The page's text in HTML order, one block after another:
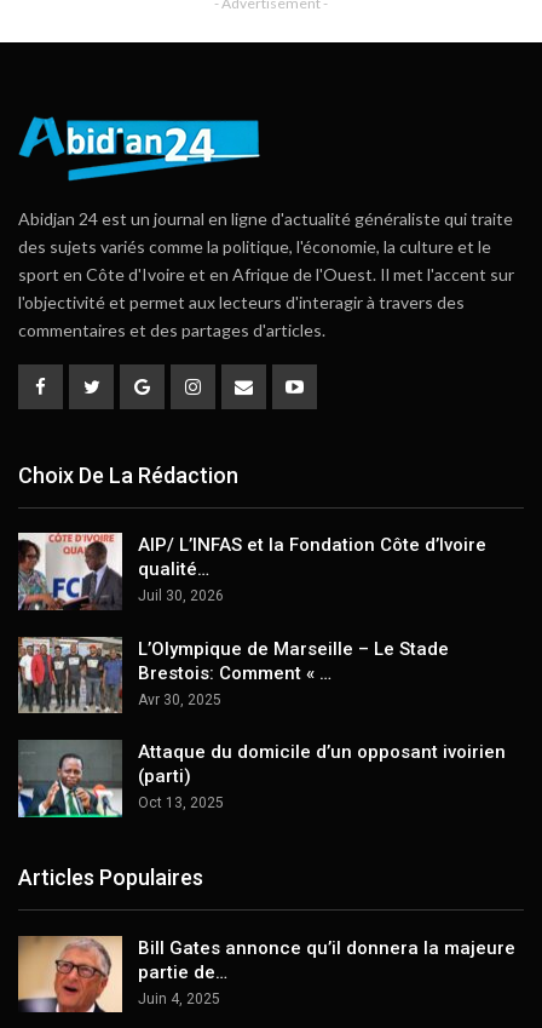
Abidjan 24 est un journal en ligne d'actualité généraliste qui traite
des sujets variés comme la politique, l'économie, la culture et le
sport en Côte d'Ivoire et en Afrique de l'Ouest. Il met l'accent sur
l'objectivité et permet aux lecteurs d'interagir à travers des
commentaires et des partages d'articles.
Choix De La Rédaction
AIP/ L’INFAS et la Fondation Côte d’Ivoire
qualité…
Juil 30, 2026
L’Olympique de Marseille – Le Stade
Brestois: Comment « …
Avr 30, 2025
Attaque du domicile d’un opposant ivoirien
(parti)
Oct 13, 2025
Articles Populaires
Bill Gates annonce qu’il donnera la majeure
partie de…
Juin 4, 2025